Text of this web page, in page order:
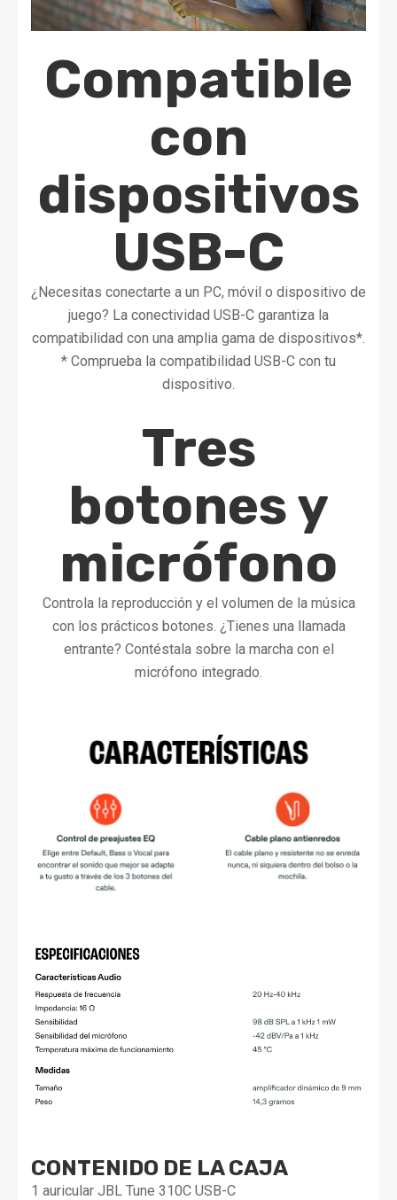
Compatible
con
dispositivos
USB-C
¿Necesitas conectarte a un PC, móvil o dispositivo de
juego? La conectividad USB-C garantiza la
compatibilidad con una amplia gama de dispositivos*.
* Comprueba la compatibilidad USB-C con tu
dispositivo.
Tres
botones y
micrófono
Controla la reproducción y el volumen de la música
con los prácticos botones. ¿Tienes una llamada
entrante? Contéstala sobre la marcha con el
micrófono integrado.
CONTENIDO DE LA CAJA
1 auricular JBL Tune 310C USB-C